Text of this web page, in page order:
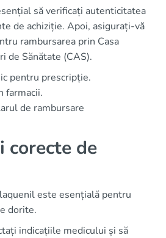
să verificați autenticitatea
de achiziție. Apoi, asigurați-vă
rambursarea prin Casa
de Sănătate (CAS).
pentru prescripție.
farmacii.
de rambursare
corecte de
este esențială pentru
dorite.
indicațiile medicului și să